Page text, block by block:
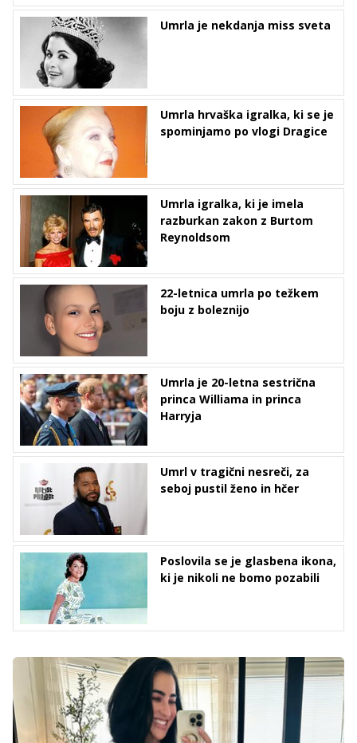
Umrla je nekdanja miss sveta
Umrla hrvaška igralka, ki se je
spominjamo po vlogi Dragice
Umrla igralka, ki je imela
razburkan zakon z Burtom
Reynoldsom
22-letnica umrla po težkem
boju z boleznijo
Umrla je 20-letna sestrična
princa Williama in princa
Harryja
Umrl v tragični nesreči, za
seboj pustil ženo in hčer
Poslovila se je glasbena ikona,
ki je nikoli ne bomo pozabili